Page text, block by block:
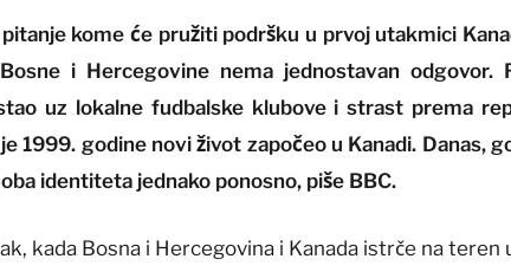
kome će pružiti podršku u prvoj utakmici
i Hercegovine nema jednostavan odgovor.
uz lokalne fudbalske klubove i strast prema
1999. godine novi život započeo u Kanadi. Danas,
identiteta jednako ponosno, piše BBC.
kada Bosna i Hercegovina i Kanada istrče na teren